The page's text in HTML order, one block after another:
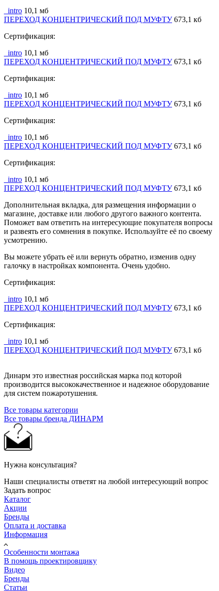
_intro 10,1 мб
ПЕРЕХОД КОНЦЕНТРИЧЕСКИЙ ПОД МУФТУ 673,1 кб
Сертификация:
_intro 10,1 мб
ПЕРЕХОД КОНЦЕНТРИЧЕСКИЙ ПОД МУФТУ 673,1 кб
Сертификация:
_intro 10,1 мб
ПЕРЕХОД КОНЦЕНТРИЧЕСКИЙ ПОД МУФТУ 673,1 кб
Сертификация:
_intro 10,1 мб
ПЕРЕХОД КОНЦЕНТРИЧЕСКИЙ ПОД МУФТУ 673,1 кб
Сертификация:
_intro 10,1 мб
ПЕРЕХОД КОНЦЕНТРИЧЕСКИЙ ПОД МУФТУ 673,1 кб
Дополнительная вкладка, для размещения информации о
магазине, доставке или любого другого важного контента.
Поможет вам ответить на интересующие покупателя вопросы
и развеять его сомнения в покупке. Используйте её по своему
усмотрению.
Вы можете убрать её или вернуть обратно, изменив одну
галочку в настройках компонента. Очень удобно.
Сертификация:
_intro 10,1 мб
ПЕРЕХОД КОНЦЕНТРИЧЕСКИЙ ПОД МУФТУ 673,1 кб
Сертификация:
_intro 10,1 мб
ПЕРЕХОД КОНЦЕНТРИЧЕСКИЙ ПОД МУФТУ 673,1 кб
Динарм это известная российская марка под которой
производится высококачественное и надежное оборудование
для систем пожаротушения.
Все товары категории
Все товары бренда ДИНАРМ
Нужна консультация?
Наши специалисты ответят на любой интересующий вопрос
Задать вопрос
Каталог
Акции
Бренды
Оплата и доставка
Информация
Особенности монтажа
В помощь проектировщику
Видео
Бренды
Статьи